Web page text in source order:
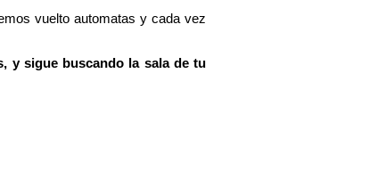
vuelto automatas y cada vez
y sigue buscando la sala de tu